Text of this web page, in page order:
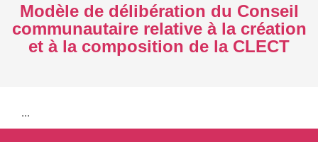
Modèle de délibération du Conseil
communautaire relative à la création
et à la composition de la CLECT
...